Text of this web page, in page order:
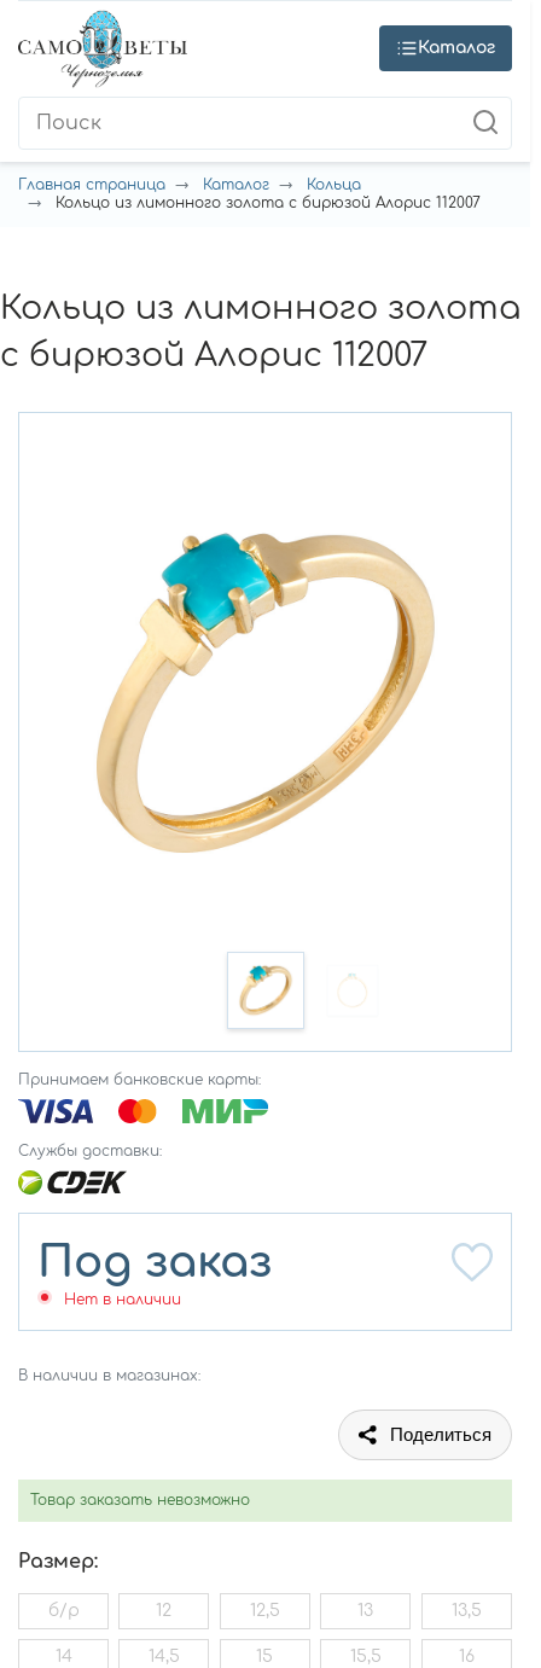
Каталог
Главная страница Каталог
Кольца
Кольцо из лимонного золота с бирюзой Алорис 112007
Кольцо из лимонного золота
с бирюзой Алорис 112007
Принимаем банковские карты:
Службы доставки:
Под заказ
Нет в наличии
В наличии в магазинах:
Поделиться
Товар заказать невозможно
Размер:
б/р 12 12,5 13 13,5
14 14,5 15 15,5 16